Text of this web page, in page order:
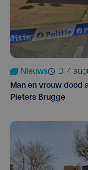
Nieuws
di 4
Man en vrouw dood
Pieters Brugge